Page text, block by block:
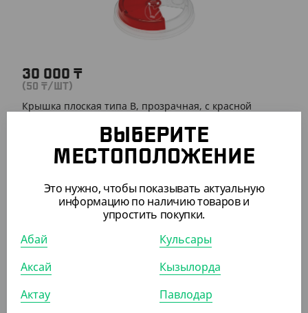
30 000 ₸
(50 ₸/ШТ)
Крышка плоская типа B, прозрачная, с красной
КОР (600)
АРТ. 25038
ВЫБЕРИТЕ
МЕСТОПОЛОЖЕНИЕ
Это нужно, чтобы показывать актуальную
информацию по наличию товаров и
упростить покупки.
Абай
Аксай
Актау
Кульсары
Кызылорда
Павлодар